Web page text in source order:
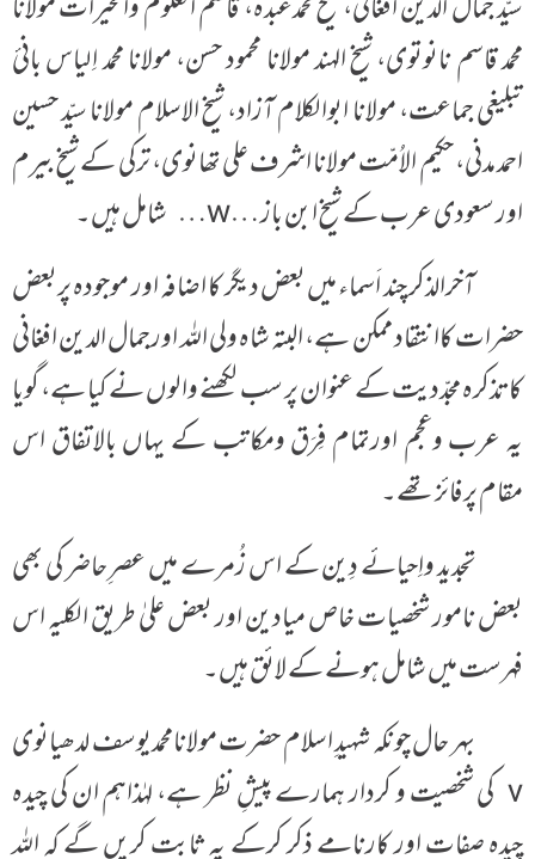
محمد قاسم نانوتوی، شیخ الہند مولانا محمود حسن، مولانا محمد اِلیاس بانیٔ
تبلیغی جماعت، مولانا ابوالکلام آزاد، شیخ الاسلام مولانا سیّد حسین
احمد مدنی، حکیم الاُمّت مولانا اشرف علی تھانوی، ترکی کے شیخ بیرم
اور سعودی عرب کے شیخ ابن باز …w… شامل ہیں۔
آخرالذکر چند اَسماء میں بعض دیگر کا اضافہ اور موجودہ پربعض
حضرات کاانتقاد ممکن ہے، البتہ شاہ ولی اللہ اورجمال الدین افغانی
کاتذکرہ مجدّدیت کے عنوان پر سب لکھنے والوں نے کیا ہے، گویا
یہ عرب وعجم اورتمام فِرَق ومکاتب کے یہاں بالاتفاق اس
مقام پرفائزتھے۔
تجدید واِحیائے دِین کے اس زُمرے میں عصرِ حاضر کی بھی
بعض نامور شخصیات خاص میادین اور بعض علیٰ طریق الکلیہ اس
فہرست میں شامل ہونے کے لائق ہیں۔
بہر حال چونکہ شہیدِ اسلام حضرت مولانامحمدیوسف لدھیانوی
v کی شخصیت و کردار ہمارے پیشِ نظر ہے، لہٰذاہم ان کی چیدہ
چیدہ صفات اور کارنامے ذکر کرکے یہ ثابت کریں گے کہ اللہ